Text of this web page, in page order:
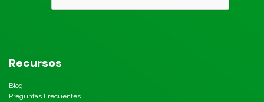
Recursos
Blog
Preguntas Frecuentes